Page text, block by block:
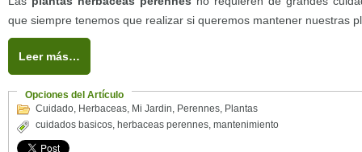
que siempre tenemos que realizar si queremos mantener nuestras
Leer más…
Opciones del Artículo
Cuidado, Herbaceas, Mi Jardin, Perennes, Plantas
cuidados basicos, herbaceas perennes, mantenimiento